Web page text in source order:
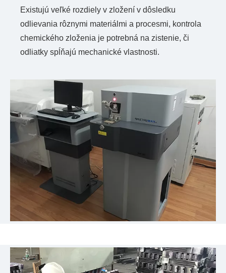
Existujú veľké rozdiely v zložení v dôsledku
odlievania rôznymi materiálmi a procesmi, kontrola
chemického zloženia je potrebná na zistenie, či
odliatky spĺňajú mechanické vlastnosti.